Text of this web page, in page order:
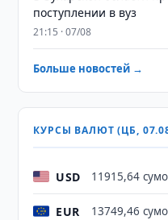
поступлении в вуз
21:15 · 07/08
Больше новостей →
КУРСЫ ВАЛЮТ (ЦБ,
USD 11915,64
EUR 13749,46